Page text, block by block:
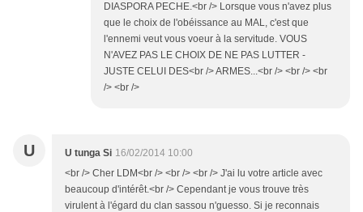
DIASPORA PECHE.<br /> Lorsque vous n'avez plus
que le choix de l'obéissance au MAL, c'est que
l'ennemi veut vous voeur à la servitude. VOUS
N'AVEZ PAS LE CHOIX DE NE PAS LUTTER -
JUSTE CELUI DES<br /> ARMES...<br /> <br /> <br
/> <br />
U U tunga Si 16/02/2014 10:00
<br /> Cher LDM<br /> <br /> <br /> J'ai lu votre article avec
beaucoup d'intérêt.<br /> Cependant je vous trouve très
virulent à l'égard du clan sassou n'guesso. Si je reconnais